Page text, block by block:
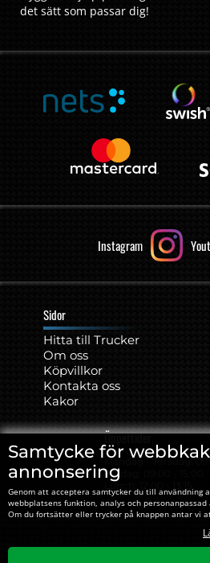
Samtycke för
annonsering
Genom att acceptera samtycker du till användning
webbplatsens funktion, analys och personanpassad
Om du fortsätter eller trycker på knappen antar vi
det sätt som passar dig!
Instagram
Sidor
Hitta till Trucker
Om oss
Köpvillkor
Kontakta oss
Kakor
Öppettider
Måndag - Torsdag:
Fredag: 09:00 - 15:00
Lunch: 12:00 - 13:15